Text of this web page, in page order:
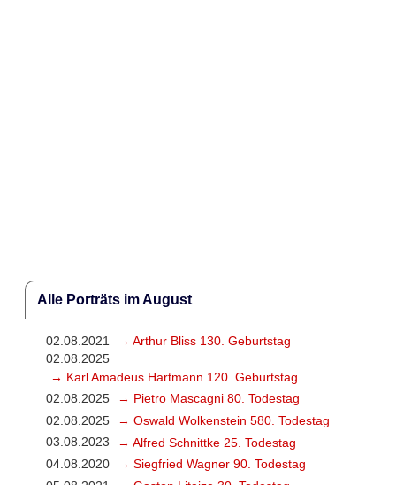
Alle Porträts im August
02.08.2021
→ Arthur Bliss 130. Geburtstag
02.08.2025
→ Karl Amadeus Hartmann 120. Geburtstag
02.08.2025
→ Pietro Mascagni 80. Todestag
02.08.2025
→ Oswald Wolkenstein 580. Todestag
03.08.2023
→ Alfred Schnittke 25. Todestag
04.08.2020
→ Siegfried Wagner 90. Todestag